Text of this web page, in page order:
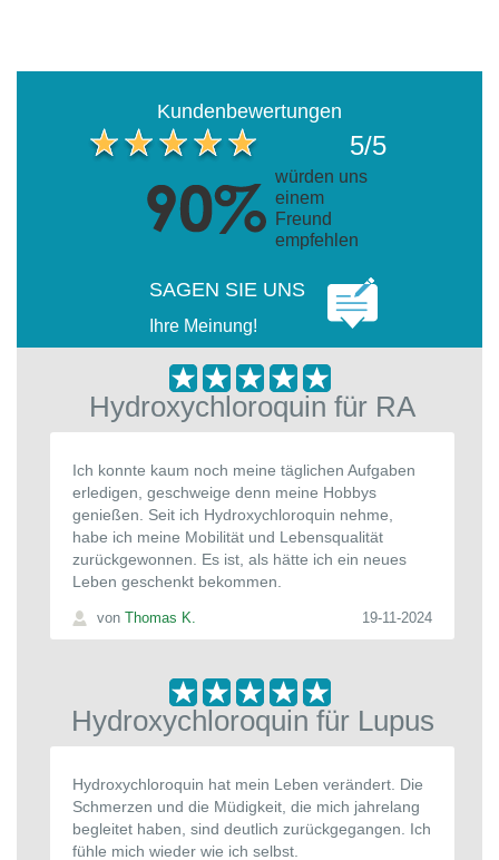
Kundenbewertungen
5/5
würden uns
einem
Freund
empfehlen
SAGEN SIE UNS
Ihre Meinung!
Hydroxychloroquin für RA
Ich konnte kaum noch meine täglichen Aufgaben
erledigen, geschweige denn meine Hobbys
genießen. Seit ich Hydroxychloroquin nehme,
habe ich meine Mobilität und Lebensqualität
zurückgewonnen. Es ist, als hätte ich ein neues
Leben geschenkt bekommen.
von Thomas K. 19-11-2024
Hydroxychloroquin für Lupus
Hydroxychloroquin hat mein Leben verändert. Die
Schmerzen und die Müdigkeit, die mich jahrelang
begleitet haben, sind deutlich zurückgegangen. Ich
fühle mich wieder wie ich selbst.